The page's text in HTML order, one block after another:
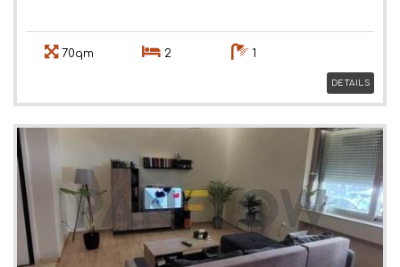
70qm 2 1
DETAILS